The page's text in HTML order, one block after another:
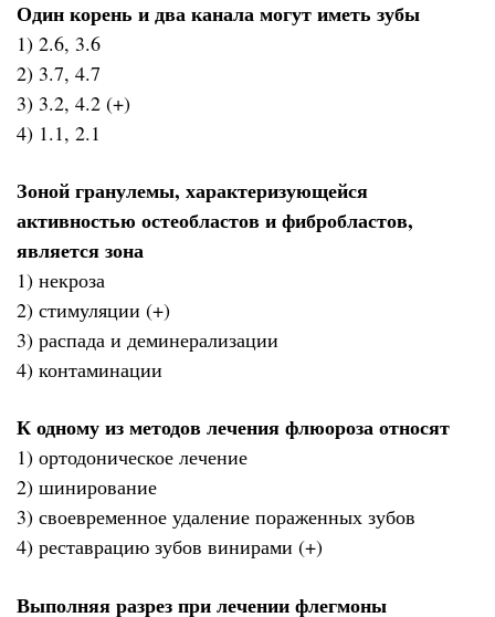
Один корень и два канала могут иметь зубы
1) 2.6, 3.6
2) 3.7, 4.7
3) 3.2, 4.2 (+)
4) 1.1, 2.1
Зоной гранулемы, характеризующейся
активностью остеобластов и фибробластов,
является зона
1) некроза
2) стимуляции (+)
3) распада и деминерализации
4) контаминации
К одному из методов лечения флюороза относят
1) ортодоническое лечение
2) шинирование
3) своевременное удаление пораженных зубов
4) реставрацию зубов винирами (+)
Выполняя разрез при лечении флегмоны